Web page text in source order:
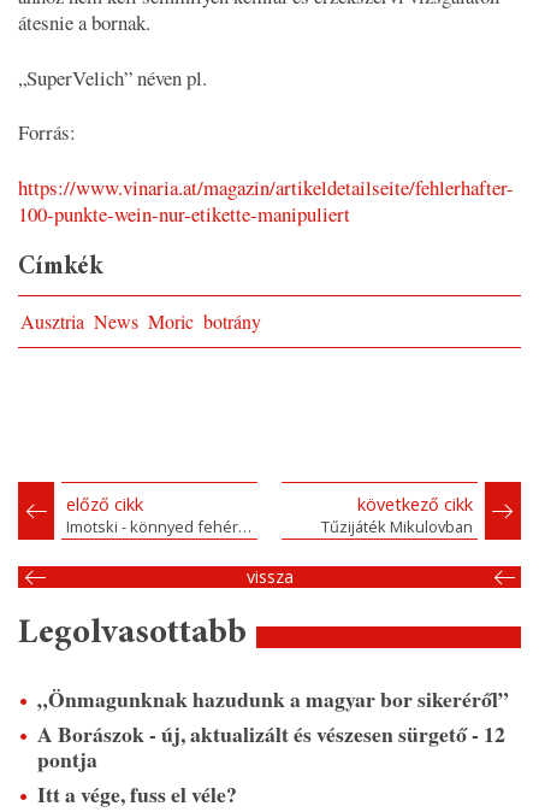
átesnie a bornak.
„SuperVelich” néven pl.
Forrás:
https://www.vinaria.at/magazin/artikeldetailseite/fehlerhafter-
100-punkte-wein-nur-etikette-manipuliert
Címkék
Ausztria News Moric botrány
előző cikk
Imotski - könnyed fehérek, bársonyos vörösök
következő cikk
Tűzijáték Mikulovban
vissza
Legolvasottabb
„Önmagunknak hazudunk a magyar bor sikeréről”
A Borászok - új, aktualizált és vészesen sürgető - 12
pontja
Itt a vége, fuss el véle?